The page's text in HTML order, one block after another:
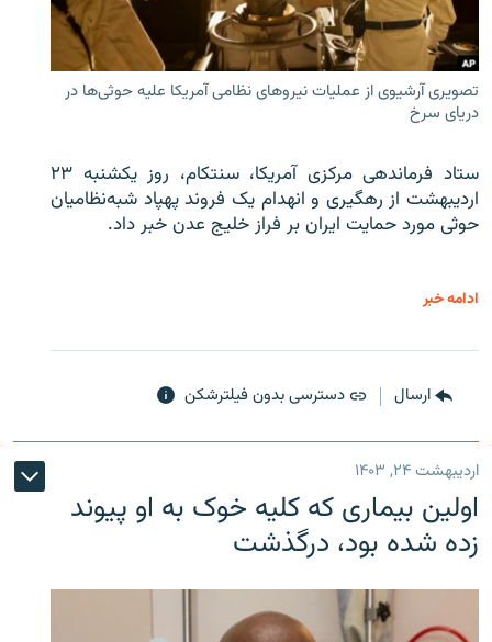
تصویری آرشیوی از عملیات نیروهای نظامی آمریکا علیه حوثی‌ها در
دریای سرخ
ستاد فرماندهی مرکزی آمریکا، سنتکام، روز یکشنبه ۲۳
اردیبهشت از رهگیری و انهدام یک فروند پهپاد شبه‌نظامیان
حوثی‌ مورد حمایت ایران بر فراز خلیج عدن خبر داد.
ادامه خبر
ارسال دسترسی بدون فیلترشکن
اردیبهشت ۲۴, ۱۴۰۳
اولین بیماری که کلیه خوک به او پیوند
زده شده بود، درگذشت